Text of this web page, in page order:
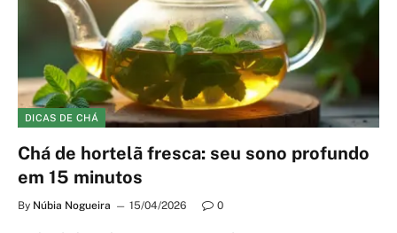
DICAS DE CHÁ
Chá de hortelã fresca: seu sono profundo
em 15 minutos
By Núbia Nogueira 15/04/2026 0